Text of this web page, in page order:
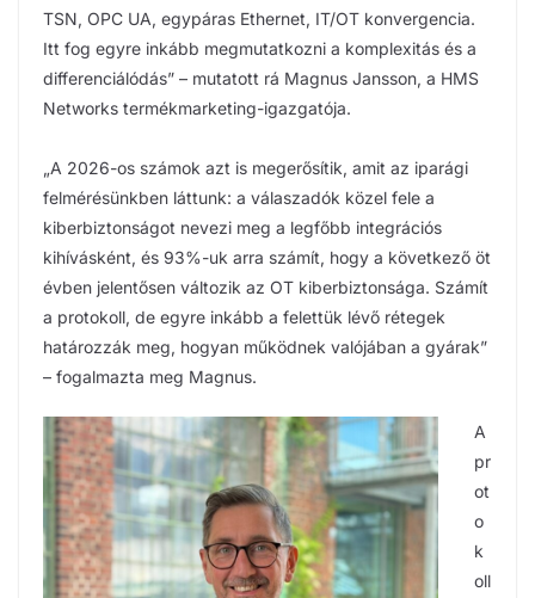
TSN, OPC UA, egypáras Ethernet, IT/OT konvergencia.
Itt fog egyre inkább megmutatkozni a komplexitás és a
differenciálódás” – mutatott rá Magnus Jansson, a HMS
Networks termékmarketing-igazgatója.
„A 2026-os számok azt is megerősítik, amit az iparági
felmérésünkben láttunk: a válaszadók közel fele a
kiberbiztonságot nevezi meg a legfőbb integrációs
kihívásként, és 93%-uk arra számít, hogy a következő öt
évben jelentősen változik az OT kiberbiztonsága. Számít
a protokoll, de egyre inkább a felettük lévő rétegek
határozzák meg, hogyan működnek valójában a gyárak”
– fogalmazta meg Magnus.
A
pr
ot
o
k
oll